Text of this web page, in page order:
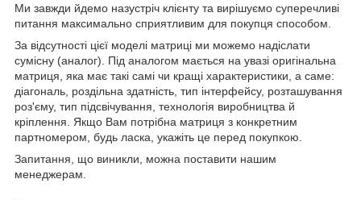
Ми завжди йдемо назустріч клієнту та вирішуємо суперечливі
питання максимально сприятливим для покупця способом.
За відсутності цієї моделі матриці ми можемо надіслати
сумісну (аналог). Під аналогом мається на увазі оригінальна
матриця, яка має такі самі чи кращі характеристики, а саме:
діагональ, роздільна здатність, тип інтерфейсу, розташування
роз'єму, тип підсвічування, технологія виробництва й
кріплення. Якщо Вам потрібна матриця з конкретним
партномером, будь ласка, укажіть це перед покупкою.
Запитання, що виникли, можна поставити нашим
менеджерам.